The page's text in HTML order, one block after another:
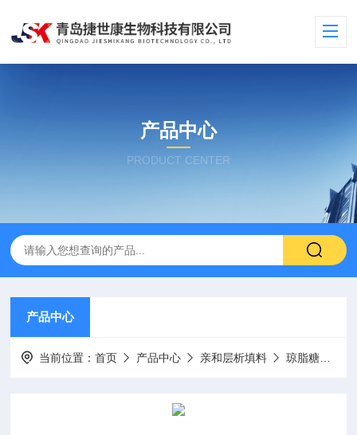
产品中心
PRODUCT CENTER
产品中心
当前位置：首页 产品中心 亲和层析填料 琼脂糖凝胶系列